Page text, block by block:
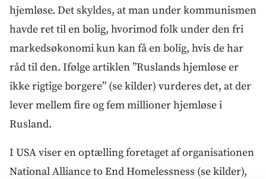
hjemløse. Det skyldes, at man under kommunismen
havde ret til en bolig, hvorimod folk under den fri
markedsøkonomi kun kan få en bolig, hvis de har
råd til den. Ifølge artiklen ”Ruslands hjemløse er
ikke rigtige borgere” (se kilder) vurderes det, at der
lever mellem fire og fem millioner hjemløse i
Rusland.
I USA viser en optælling foretaget af organisationen
National Alliance to End Homelessness (se kilder),